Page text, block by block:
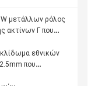
μετάλλων ρόλος
ακτίνων Γ που
εθνικών
που